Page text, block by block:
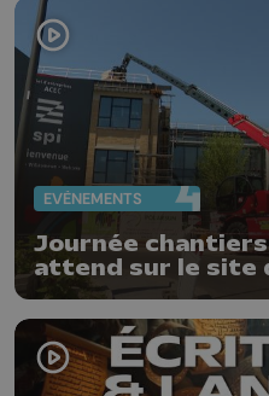
EVÈNEMENTS
Journée
attend sur le site
Herstal